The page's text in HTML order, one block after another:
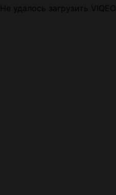
Не удалось загрузить VIQEO